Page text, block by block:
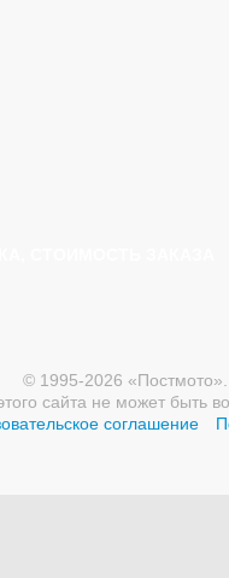
© 1995-2026
сайта не может быть
соглашение